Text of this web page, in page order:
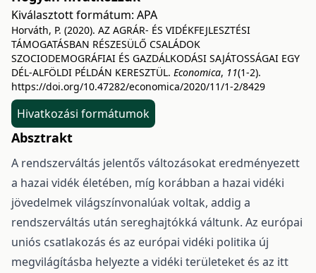
Kiválasztott formátum: APA
Horváth, P. (2020). AZ AGRÁR- ÉS VIDÉKFEJLESZTÉSI
TÁMOGATÁSBAN RÉSZESÜLŐ CSALÁDOK
SZOCIODEMOGRÁFIAI ÉS GAZDÁLKODÁSI SAJÁTOSSÁGAI EGY
DÉL-ALFÖLDI PÉLDÁN KERESZTÜL. Economica, 11(1-2).
https://doi.org/10.47282/economica/2020/11/1-2/8429
Hivatkozási formátumok
Absztrakt
A rendszerváltás jelentős változásokat eredményezett
a hazai vidék életében, míg korábban a hazai vidéki
jövedelmek világszínvonalúak voltak, addig a
rendszerváltás után sereghajtókká váltunk. Az európai
uniós csatlakozás és az európai vidéki politika új
megvilágításba helyezte a vidéki területeket és az itt